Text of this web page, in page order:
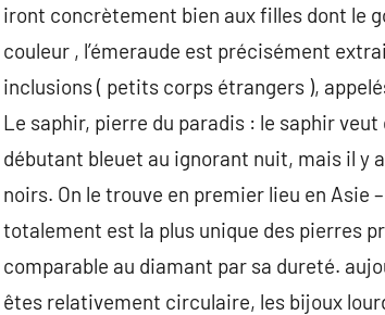
iront concrètement bien aux filles dont le
couleur , l’émeraude est précisément
inclusions ( petits corps étrangers ),
Le saphir, pierre du paradis : le saphir
débutant bleuet au ignorant nuit, mais il y
noirs. On le trouve en premier lieu en Asie
totalement est la plus unique des pierres
comparable au diamant par sa dureté.
êtes relativement circulaire, les bijoux